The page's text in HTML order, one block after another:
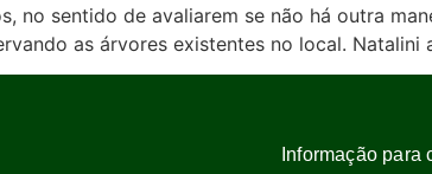
no sentido de avaliarem se não há outra
as árvores existentes no local.
Informação para